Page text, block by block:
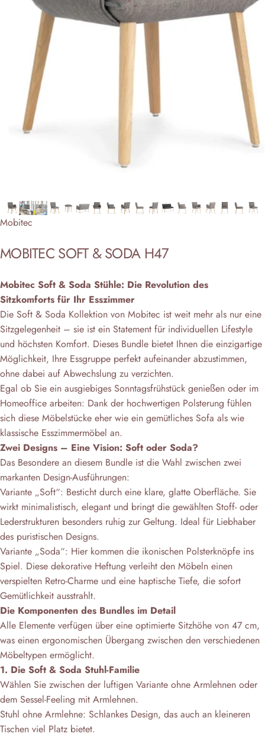
Anbieter:
Mobitec
MOBITEC SOFT & SODA H47
Mobitec Soft & Soda Stühle: Die Revolution des
Sitzkomforts für Ihr Esszimmer
Die Soft & Soda Kollektion von Mobitec ist weit mehr als nur eine
Sitzgelegenheit – sie ist ein Statement für individuellen Lifestyle
und höchsten Komfort. Dieses Bundle bietet Ihnen die einzigartige
Möglichkeit, Ihre Essgruppe perfekt aufeinander abzustimmen,
ohne dabei auf Abwechslung zu verzichten.
Egal ob Sie ein ausgiebiges Sonntagsfrühstück genießen oder im
Homeoffice arbeiten: Dank der hochwertigen Polsterung fühlen
sich diese Möbelstücke eher wie ein gemütliches Sofa als wie
klassische Esszimmermöbel an.
Zwei Designs – Eine Vision: Soft oder Soda?
Das Besondere an diesem Bundle ist die Wahl zwischen zwei
markanten Design-Ausführungen:
Variante „Soft“: Besticht durch eine klare, glatte Oberfläche. Sie
wirkt minimalistisch, elegant und bringt die gewählten Stoff- oder
Lederstrukturen besonders ruhig zur Geltung. Ideal für Liebhaber
des puristischen Designs.
Variante „Soda“: Hier kommen die ikonischen Polsterknöpfe ins
Spiel. Diese dekorative Heftung verleiht den Möbeln einen
verspielten Retro-Charme und eine haptische Tiefe, die sofort
Gemütlichkeit ausstrahlt.
Die Komponenten des Bundles im Detail
Alle Elemente verfügen über eine optimierte Sitzhöhe von 47 cm,
was einen ergonomischen Übergang zwischen den verschiedenen
Möbeltypen ermöglicht.
1. Die Soft & Soda Stuhl-Familie
Wählen Sie zwischen der luftigen Variante ohne Armlehnen oder
dem Sessel-Feeling mit Armlehnen.
Stuhl ohne Armlehne: Schlankes Design, das auch an kleineren
Tischen viel Platz bietet.